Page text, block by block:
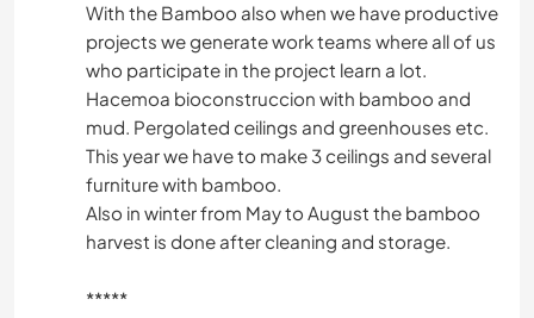
With the Bamboo also when we have productive
projects we generate work teams where all of us
who participate in the project learn a lot.
Hacemoa bioconstruccion with bamboo and
mud. Pergolated ceilings and greenhouses etc.
This year we have to make 3 ceilings and several
furniture with bamboo.
Also in winter from May to August the bamboo
harvest is done after cleaning and storage.
*****